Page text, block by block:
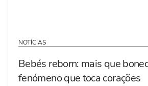
NOTÍCIAS
Bebés reborn: mais que
fenómeno que toca corações